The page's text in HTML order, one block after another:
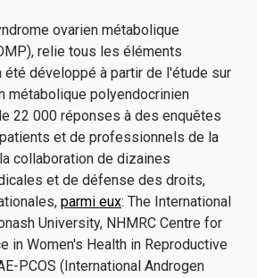
ovarien métabolique
relie tous les éléments
été développé à partir de l'étude sur
métabolique polyendocrinien
22 000 réponses à des enquêtes
et de professionnels de la
collaboration de dizaines
et de défense des droits,
parmi eux: The International
University, NHMRC Centre for
in Women's Health in Reproductive
PCOS (International Androgen